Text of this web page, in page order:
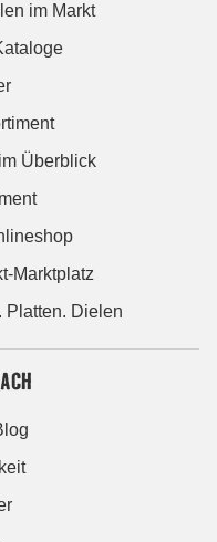
im Markt
Überblick
Marktplatz
Platten. Dielen